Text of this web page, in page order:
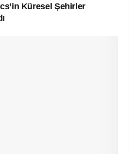
Küresel Şehirler